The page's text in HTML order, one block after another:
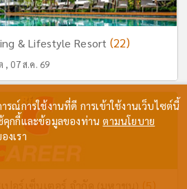
& Lifestyle Resort (22)
, 07 ส.ค. 69
(5)
รณ์การใช้งานที่ดี การเข้าใช้งานเว็บไซต์นี้
คุกกี้และข้อมูลของท่านตามนโยบาย
งเรา